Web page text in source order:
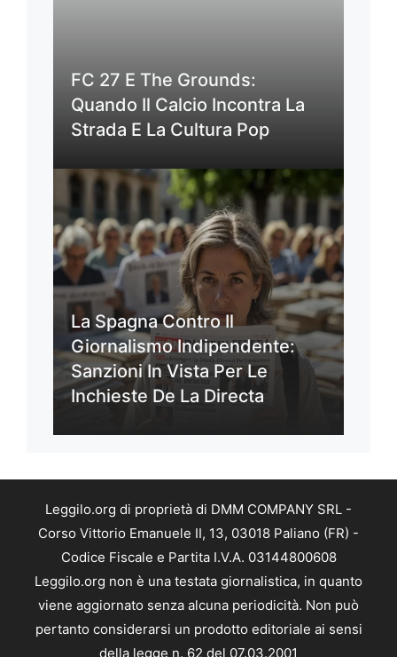
FC 27 E The Grounds:
Quando Il Calcio Incontra La
Strada E La Cultura Pop
La Spagna Contro Il
Giornalismo Indipendente:
Sanzioni In Vista Per Le
Inchieste De La Directa
Leggilo.org di proprietà di DMM COMPANY SRL -
Corso Vittorio Emanuele II, 13, 03018 Paliano (FR) -
Codice Fiscale e Partita I.V.A. 03144800608
Leggilo.org non è una testata giornalistica, in quanto
viene aggiornato senza alcuna periodicità. Non può
pertanto considerarsi un prodotto editoriale ai sensi
della legge n. 62 del 07.03.2001